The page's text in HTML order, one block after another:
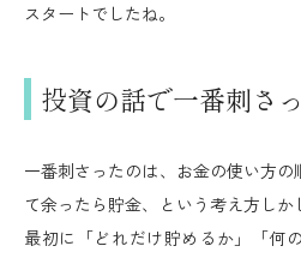
スタートでしたね。
投資の話で一番刺さ
一番刺さったのは、お金の使い方
て余ったら貯金、という考え方しか
最初に「どれだけ貯めるか」「何